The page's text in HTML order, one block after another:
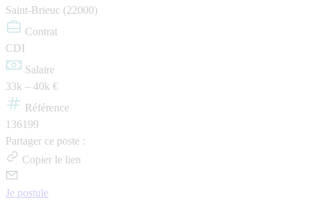
Saint-Brieuc (22000)
Contrat
CDI
Salaire
33k – 40k €
Référence
136199
Partager ce poste :
Copier le lien
Je postule